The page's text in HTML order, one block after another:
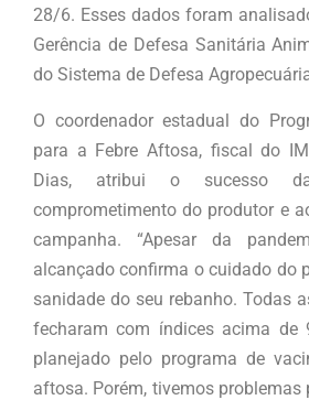
28/6. Esses dados foram
Gerência de Defesa Sanitária
do Sistema de Defesa
O coordenador estadual do
para a Febre Aftosa, fiscal do
Dias, atribui o sucesso
comprometimento do produtor e
campanha. “Apesar da
alcançado confirma o cuidado do
sanidade do seu rebanho. Todas
fecharam com índices acima de
planejado pelo programa de
aftosa. Porém, tivemos